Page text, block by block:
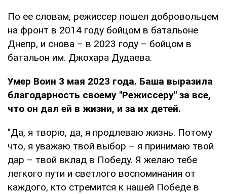
По ее словам, режиссер пошел добровольцем
на фронт в 2014 году бойцом в батальоне
Днепр, и снова – в 2023 году – бойцом в
батальон им. Джохара Дудаева.
Умер Воин 3 мая 2023 года. Баша выразила
благодарность своему "Режиссеру" за все,
что он дал ей в жизни, и за их детей.
"Да, я творю, да, я продлеваю жизнь. Потому
что, я уважаю твой выбор – я принимаю твой
дар – твой вклад в Победу. Я желаю тебе
легкого пути и светлого воспоминания от
каждого, кто стремится к нашей Победе в